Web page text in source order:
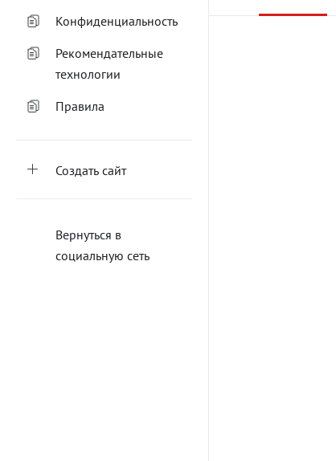
Конфиденциальность
Рекомендательные
технологии
Правила
Создать сайт
Вернуться в
социальную сеть